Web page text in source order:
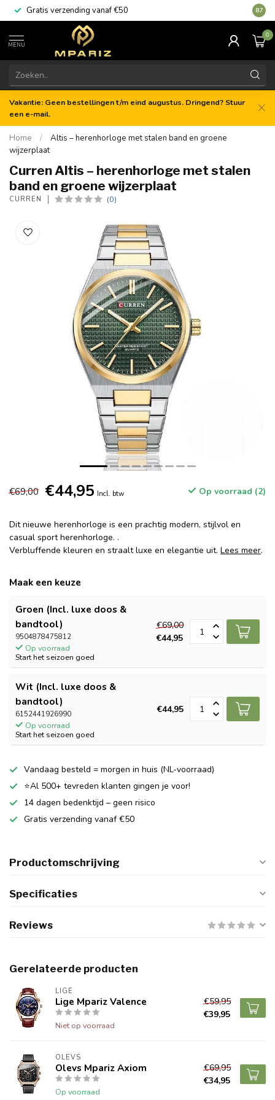
Gratis verzending vanaf €50 8.7
MENU
0
Vakantie: Geen bestellingen t/m eind augustus. Dringend? Stuur
een e-mail.
Home /
Altis – herenhorloge met stalen band en groene
wijzerplaat
Curren Altis – herenhorloge met stalen
band en groene wijzerplaat
CURREN (0)
€69,00 €44,95 Incl. btw Op voorraad (2)
Dit nieuwe herenhorloge is een prachtig modern, stijlvol en
casual sport herenhorloge. .
Verbluffende kleuren en straalt luxe en elegantie uit. Lees meer.
Maak een keuze
Groen (Incl. luxe doos &
bandtool)
9504878475812
Op voorraad
Start het seizoen goed
€69,00
€44,95
Wit (Incl. luxe doos &
bandtool)
6152441926990
Op voorraad
Start het seizoen goed
€44,95
Vandaag besteld = morgen in huis (NL-voorraad)
⭐Al 500+ tevreden klanten gingen je voor!
14 dagen bedenktijd – geen risico
Gratis verzending vanaf €50
Productomschrijving
Specificaties
Reviews
Gerelateerde producten
LIGE
Lige Mpariz Valence
Niet op voorraad
€59,95
€39,95
OLEVS
Olevs Mpariz Axiom
Op voorraad
€69,95
€34,95